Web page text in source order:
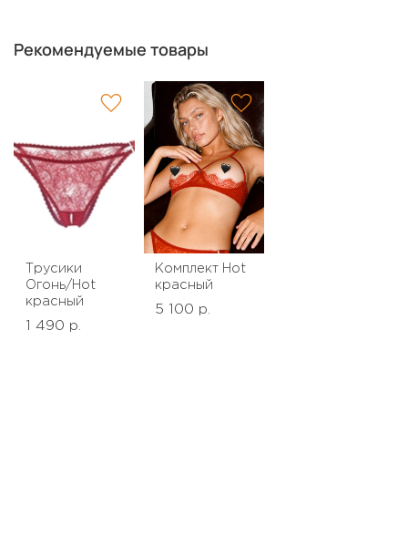
Рекомендуемые товары
Трусики
Огонь/Hot
красный
1 490 р.
Комплект Hot
красный
5 100 р.